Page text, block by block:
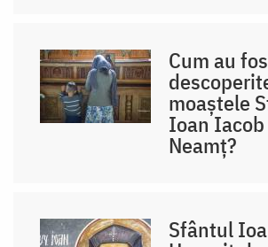
Cum au
moaștele
Ioan
Neamț?
Sfântul